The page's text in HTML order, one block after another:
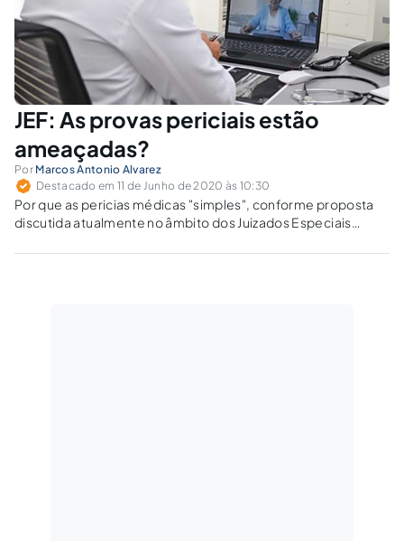
JEF: As provas periciais estão
ameaçadas?
Por Marcos Antonio Alvarez
Destacado em 11 de Junho de 2020 às 10:30
Por que as pericias médicas "simples", conforme proposta
discutida atualmente no âmbito dos Juizados Especiais
em ciência?